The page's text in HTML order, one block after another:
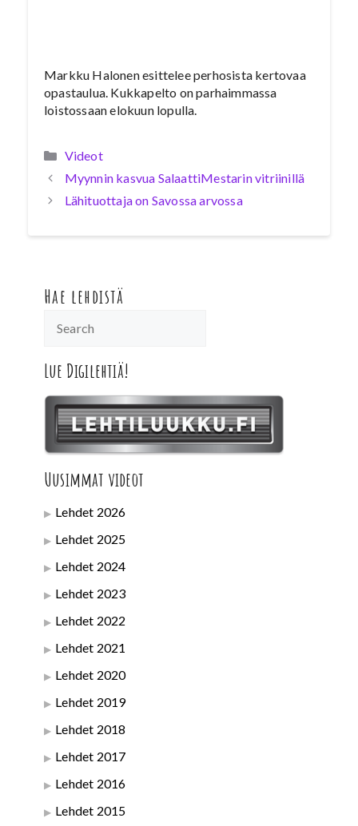
Markku Halonen esittelee perhosista kertovaa
opastaulua. Kukkapelto on parhaimmassa
loistossaan elokuun lopulla.
Kategoriat
Videot
Myynnin kasvua SalaattiMestarin vitriinillä
Lähituottaja on Savossa arvossa
Hae lehdistä
Lue Digilehtiä!
Uusimmat videot
Lehdet 2026
Lehdet 2025
Lehdet 2024
Lehdet 2023
Lehdet 2022
Lehdet 2021
Lehdet 2020
Lehdet 2019
Lehdet 2018
Lehdet 2017
Lehdet 2016
Lehdet 2015